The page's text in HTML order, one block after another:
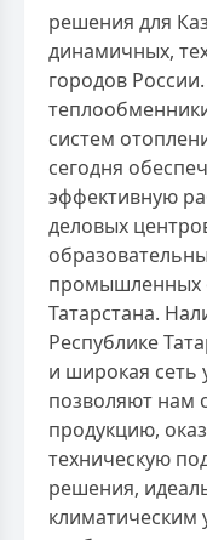
решения для
динамичных,
городов
систем
сегодня
эффективную
деловых
промышленных
Татарстана.
Республике
и широкая сеть
позволяют нам
продукцию,
техническую
решения,
климатическим